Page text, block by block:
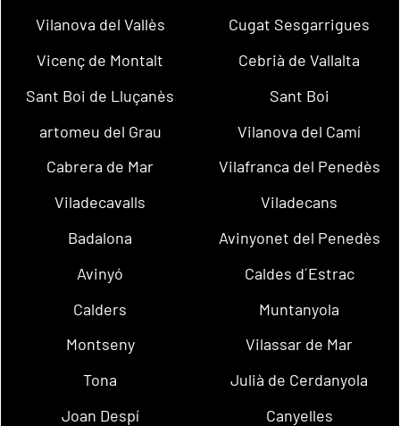
Vilanova del Vallès
Cugat Sesgarrigues
Vicenç de Montalt
Cebrià de Vallalta
Sant Boi de Lluçanès
Sant Boi
artomeu del Grau
Vilanova del Camí
Cabrera de Mar
Vilafranca del Penedès
Viladecavalls
Viladecans
Badalona
Avinyonet del Penedès
Avinyó
Caldes d´Estrac
Calders
Muntanyola
Montseny
Vilassar de Mar
Tona
Julià de Cerdanyola
Joan Despí
Canyelles